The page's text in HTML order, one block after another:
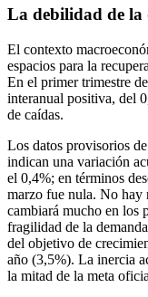
La debilidad de la
El contexto
espacios para la
En el primer trimestre
interanual positiva, del
de caídas.
Los datos provisorios
indican una variación
el 0,4%; en términos
marzo fue nula. No hay
cambiará mucho en los
fragilidad de la
del objetivo de
año (3,5%). La inercia
la mitad de la meta